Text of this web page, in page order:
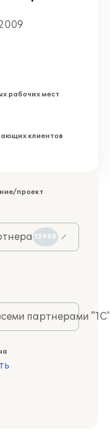
рабочих мест
клиентов
проект
15990
партнерами